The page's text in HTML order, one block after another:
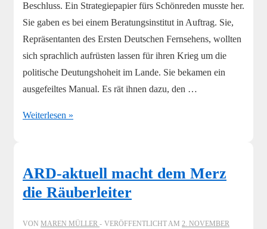
Beschluss. Ein Strategiepapier fürs Schönreden musste her.
Sie gaben es bei einem Beratungsinstitut in Auftrag. Sie,
Repräsentanten des Ersten Deutschen Fernsehens, wollten
sich sprachlich aufrüsten lassen für ihren Krieg um die
politische Deutungshoheit im Lande. Sie bekamen ein
ausgefeiltes Manual. Es rät ihnen dazu, den …
Das
Wie
man
Weiterlesen »
ARD-aktuell macht dem Merz
die Räuberleiter
VON MAREN MÜLLER VERÖFFENTLICHT AM 2. NOVEMBER